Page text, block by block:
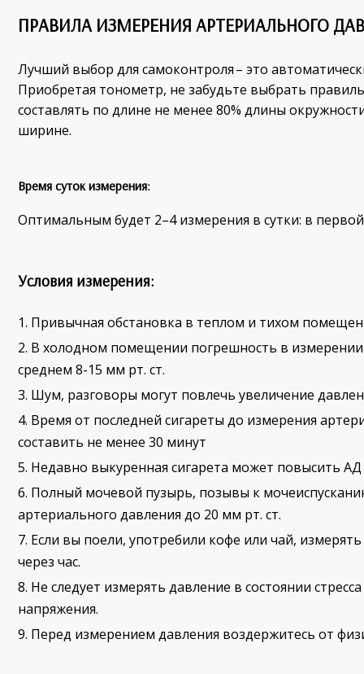
ПРАВИЛА ИЗМЕРЕНИЯ АРТЕРИАЛЬНОГО
Лучший выбор для самоконтроля – это
Приобретая тонометр, не забудьте выбрать
составлять по длине не менее 80% длины
ширине.
Время суток измерения:
Оптимальным будет 2–4 измерения в сутки: в
Условия измерения:
Привычная обстановка в теплом и тихом
В холодном помещении погрешность в
среднем 8-15 мм рт. ст.
Шум, разговоры могут повлечь увеличение
Время от последней сигареты до измерения
составить не менее 30 минут
Недавно выкуренная сигарета может повысить АД
Полный мочевой пузырь, позывы к
артериального давления до 20 мм рт. ст.
Если вы поели, употребили кофе или чай,
через час.
Не следует измерять давление в состоянии
напряжения.
Перед измерением давления воздержитесь от